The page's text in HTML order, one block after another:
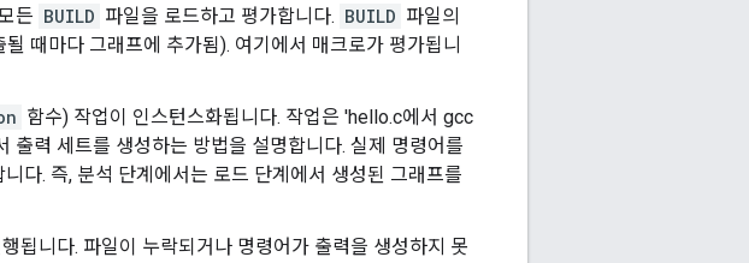
든 BUILD 파일을 로드하고 평가합니다. BUILD 파일의
때마다 그래프에 추가됨). 여기에서 매크로가 평가됩니
함수) 작업이 인스턴스화됩니다. 작업은 'hello.c에서 gcc
력 세트를 생성하는 방법을 설명합니다. 실제 명령어를
다. 즉, 분석 단계에서는 로드 단계에서 생성된 그래프를
됩니다. 파일이 누락되거나 명령어가 출력을 생성하지 못